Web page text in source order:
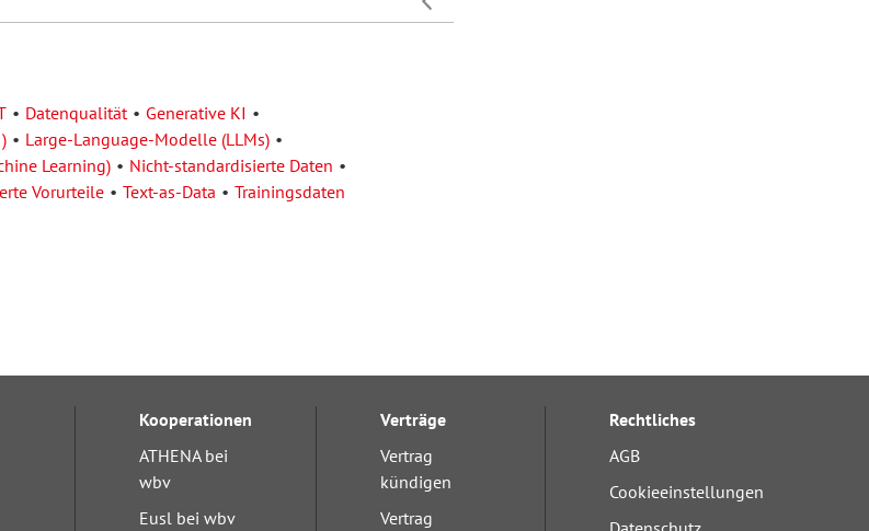
Datenqualität
Generative KI
Large-Language-Modelle (LLMs)
Learning)
Nicht-standardisierte Daten
Vorurteile Text-as-Data Trainingsdaten
Kooperationen
ATHENA bei
wbv
Eusl bei wbv
Verträge
Vertrag
kündigen
Vertrag
Rechtliches
AGB
Cookieeinstellungen